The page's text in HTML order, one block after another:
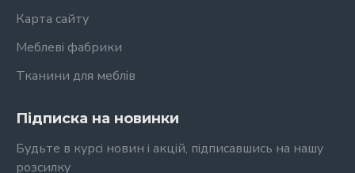
Карта сайту
Меблеві фабрики
Тканини для меблів
Підписка на новинки
Будьте в курсі новин і акцій, підписавшись на нашу
розсилку